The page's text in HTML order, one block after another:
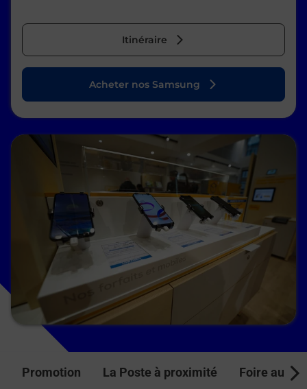
Itinéraire
Acheter nos Samsung
Promotion La Poste à proximité Foire aux